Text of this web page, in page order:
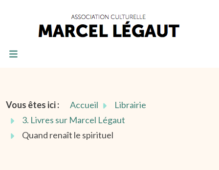
Vous êtes ici : Accueil
Librairie
3. Livres sur Marcel Légaut
Quand renaît le spirituel